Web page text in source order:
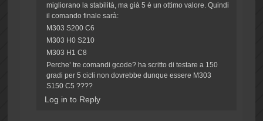
migliorano la stabilità, ma già 5 è un ottimo valore. Quindi
il comando finale sarà:
M303 S200 C6
M303 H0 S210
M303 H1 C8
Perche’ tre comandi gcode? ha scritto di testare a 150
gradi per 5 cicli non dovrebbe dunque essere M303
S150 C5 ????
Log in to Reply